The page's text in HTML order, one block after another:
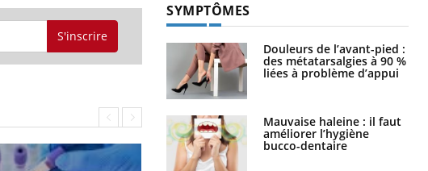
S'inscrire
SYMPTÔMES
Douleurs de l’avant-pied :
des métatarsalgies à 90 %
liées à problème d’appui
Mauvaise haleine : il faut
améliorer l’hygiène
bucco-dentaire